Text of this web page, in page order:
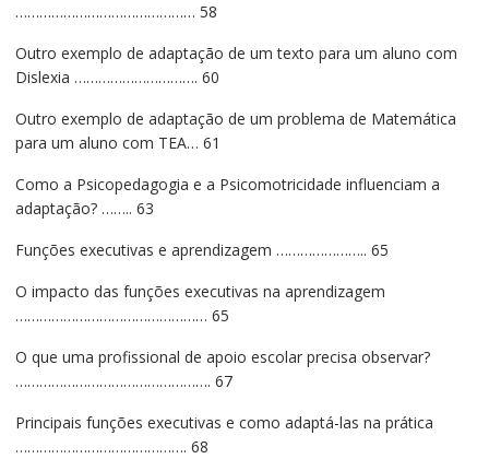
……………………………………… 58
Outro exemplo de adaptação de um texto para um aluno com
Dislexia …………………………. 60
Outro exemplo de adaptação de um problema de Matemática
para um aluno com TEA… 61
Como a Psicopedagogia e a Psicomotricidade influenciam a
adaptação? …….. 63
Funções executivas e aprendizagem ………………….. 65
O impacto das funções executivas na aprendizagem
………………………………………… 65
O que uma profissional de apoio escolar precisa observar?
…………………………………………. 67
Principais funções executivas e como adaptá-las na prática
……………………………………. 68